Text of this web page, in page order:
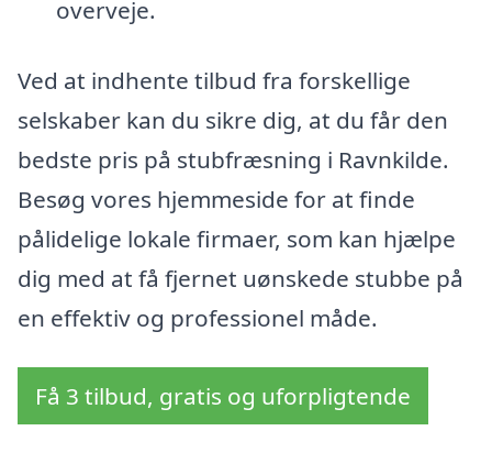
overveje.
Ved at indhente tilbud fra forskellige
selskaber kan du sikre dig, at du får den
bedste pris på stubfræsning i Ravnkilde.
Besøg vores hjemmeside for at finde
pålidelige lokale firmaer, som kan hjælpe
dig med at få fjernet uønskede stubbe på
en effektiv og professionel måde.
Få 3 tilbud, gratis og uforpligtende